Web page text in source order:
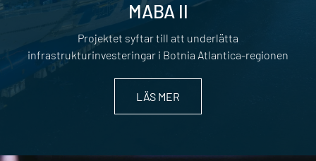
MABA II
Projektet syftar till att underlätta
infrastrukturinvesteringar i Botnia Atlantica-regionen
LÄS MER